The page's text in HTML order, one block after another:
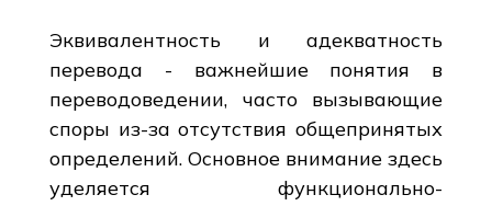
Эквивалентность и адекватность
перевода - важнейшие понятия в
переводоведении, часто вызывающие
споры из-за отсутствия общепринятых
определений. Основное внимание здесь
уделяется функционально-